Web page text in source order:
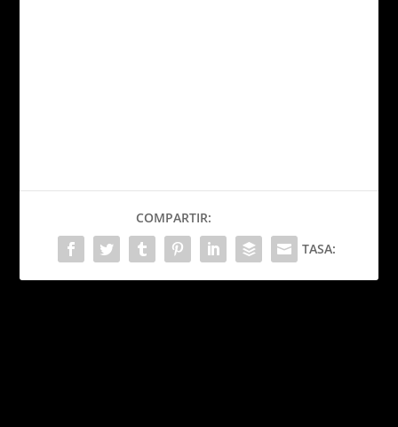
COMPARTIR:
TASA: